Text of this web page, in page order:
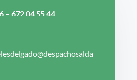
– 672 04 55 44